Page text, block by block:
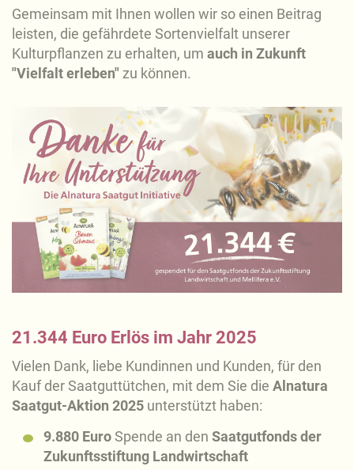
Gemeinsam mit Ihnen wollen wir so einen Beitrag
leisten, die gefährdete Sortenvielfalt unserer
Kulturpflanzen zu erhalten, um auch in Zukunft
"Vielfalt erleben" zu können.
21.344 Euro Erlös im Jahr 2025
Vielen Dank, liebe Kundinnen und Kunden, für den
Kauf der Saatguttütchen, mit dem Sie die Alnatura
Saatgut-Aktion 2025 unterstützt haben:
9.880 EuroSpende an den Saatgutfonds der
Zukunftsstiftung Landwirtschaft